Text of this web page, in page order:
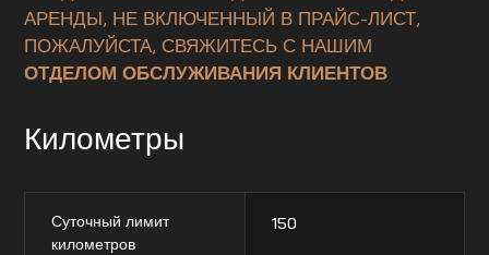
АРЕНДЫ, НЕ ВКЛЮЧЕННЫЙ В ПРАЙС-ЛИСТ,
ПОЖАЛУЙСТА, СВЯЖИТЕСЬ С НАШИМ
ОТДЕЛОМ ОБСЛУЖИВАНИЯ КЛИЕНТОВ
Километры
Суточный лимит
километров
150